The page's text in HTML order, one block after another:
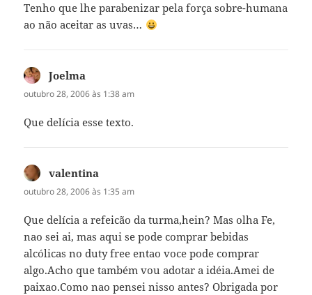
Tenho que lhe parabenizar pela força sobre-humana
ao não aceitar as uvas…
Joelma
outubro 28, 2006 às 1:38 am
Que delícia esse texto.
valentina
outubro 28, 2006 às 1:35 am
Que delícia a refeicão da turma,hein? Mas olha Fe,
nao sei ai, mas aqui se pode comprar bebidas
alcólicas no duty free entao voce pode comprar
algo.Acho que também vou adotar a idéia.Amei de
paixao.Como nao pensei nisso antes? Obrigada por